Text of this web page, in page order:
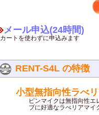
メール申込(24時間)
カートを使わずに申込みます
RENT-S4L の特徴
小型無指向性ラべ
ピンマイクは無指向性
ブに好適なラべリアマイ